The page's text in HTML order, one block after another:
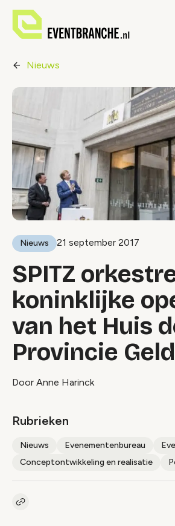
Nieuws
Nieuws 21 september 2017
SPITZ
koninklijke
van het Huis
Provincie
Door Anne Harinck
Rubrieken
Nieuws Evenementenbureau
Conceptontwikkeling en realisatie
Kopieer link naar artikel